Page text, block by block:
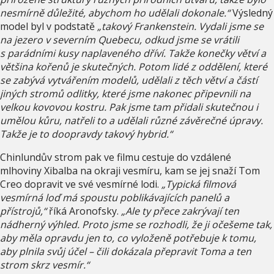
nesmírně důležité, abychom ho udělali dokonale.“Výsledný
model byl v podstatě „takový Frankenstein. Vydali jsme se
na jezero v severním Quebecu, odkud jsme se vrátili
s parádními kusy naplaveného dříví. Takže konečky větví a
většina kořenů je skutečných. Potom lidé z oddělení, které
se zabývá vytvářením modelů, udělali z těch větví a částí
jiných stromů odlitky, které jsme nakonec připevnili na
velkou kovovou kostru. Pak jsme tam přidali skutečnou i
umělou kůru, natřeli to a udělali různé závěrečné úpravy.
Takže je to doopravdy takový hybrid.“
Chinlundův strom pak ve filmu cestuje do vzdálené
mlhoviny Xibalba na okraji vesmíru, kam se jej snaží Tom
Creo dopravit ve své vesmírné lodi. „Typická filmová
vesmírná loď má spoustu poblikávajících panelů a
přístrojů,“říká Aronofsky. „Ale ty přece zakrývají ten
nádherný výhled. Proto jsme se rozhodli, že ji očešeme tak,
aby měla opravdu jen to, co vyloženě potřebuje k tomu,
aby plnila svůj účel – čili dokázala přepravit Toma a ten
strom skrz vesmír.“